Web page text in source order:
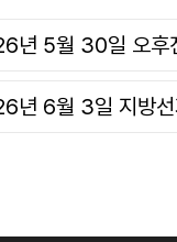
년 5월 30일 오후
년 6월 3일 지방선